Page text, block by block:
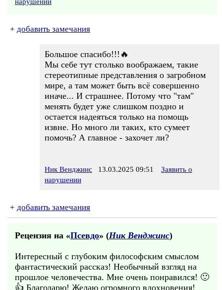
+ добавить замечания
Большое спасибо!!!🔥
Мы себе тут столько воображаем, такие
стереотипные представления о загробном
мире, а там может быть всё совершенно
иначе... И страшнее. Потому что "там"
менять будет уже слишком поздно и
остается надеяться только на помощь
извне. Но много ли таких, кто сумеет
помочь? А главное - захочет ли?
Ник Венджинс 13.03.2025 09:51
Заявить о
нарушении
+ добавить замечания
Рецензия на «Псевдо» (Ник Венджинс)
Интересный с глубоким философским смыслом
фантастический рассказ! Необычный взгляд на
прошлое человечества. Мне очень понравился! 🙂
👍 Благодарю! Желаю огромного вдохновения!